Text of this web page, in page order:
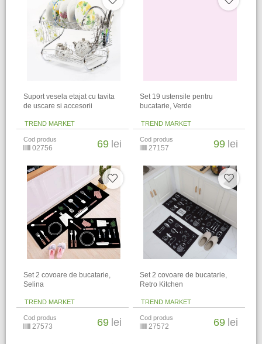
Suport vesela etajat cu tavita
de uscare si accesorii
TREND MARKET
Cod produs
02756 69 lei
Set 19 ustensile pentru
bucatarie, Verde
TREND MARKET
Cod produs
27157 99 lei
​Set 2 covoare de bucatarie,
Selina
TREND MARKET
Cod produs
27573 69 lei
​Set 2 covoare de bucatarie,
Retro Kitchen
TREND MARKET
Cod produs
27572 69 lei